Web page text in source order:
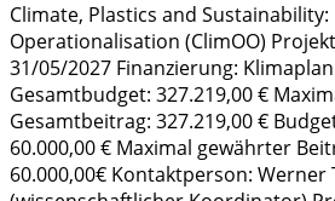
Climate, Plastics and
Operationalisation (ClimOO)
31/05/2027 Finanzierung:
Gesamtbudget: 327.219,00 €
Gesamtbeitrag: 327.219,00 €
60.000,00 € Maximal gewährter
60.000,00€ Kontaktperson: Werner